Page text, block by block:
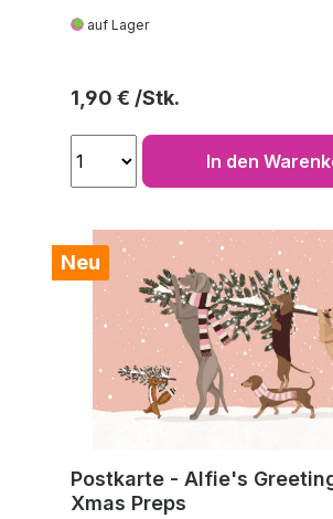
auf Lager
Regulärer Preis:
1,90 €
In den
Neu
Postkarte - Alfie's
Xmas Preps